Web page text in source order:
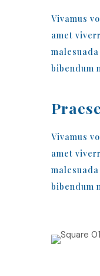
Vivamus
amet
bibendum
Vivamus
amet
bibendum